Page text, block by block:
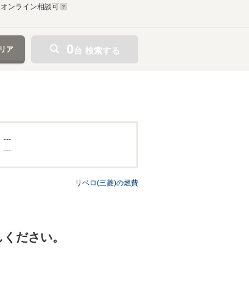
オンライン相談可
ア 0台 検索する
---
---
リベロ(三菱)の燃費
ださい。